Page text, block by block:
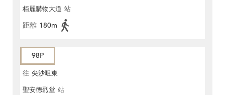
栢麗購物大道 站
距離 180m
98P
往 尖沙咀東
聖安德烈堂 站